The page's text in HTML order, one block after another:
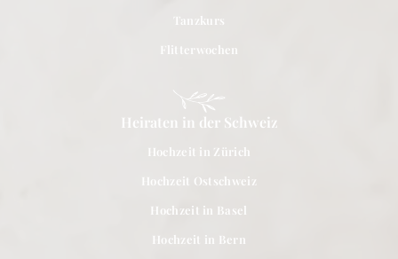
Tanzkurs
Flitterwochen
Heiraten in der Schweiz
Hochzeit in Zürich
Hochzeit Ostschweiz
Hochzeit in Basel
Hochzeit in Bern